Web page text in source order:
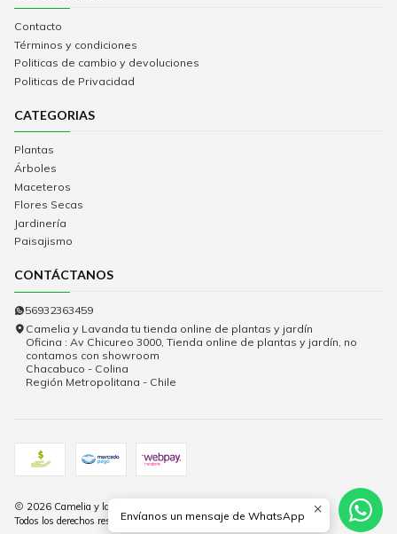
Contacto
Términos y condiciones
Politicas de cambio y devoluciones
Politicas de Privacidad
CATEGORIAS
Plantas
Árboles
Maceteros
Flores Secas
Jardinería
Paisajismo
CONTÁCTANOS
56932363459
Camelia y Lavanda tu tienda online de plantas y jardín
Oficina : Av Chicureo 3000, Tienda online de plantas y jardín, no
contamos con showroom
Chacabuco - Colina
Región Metropolitana - Chile
2026 Camelia y lavanda.
Todos los derechos reservados. Desarrollado por Jumpseller.
Envíanos un mensaje de WhatsApp